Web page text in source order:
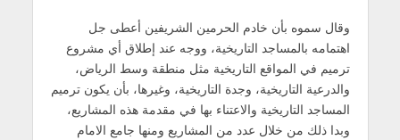
وقال سموه بأن خادم الحرمين الشريفين أعطى جل
اهتمامه بالمساجد التاريخية، ووجه عند إطلاق أي مشروع
ترميم في المواقع التاريخية مثل منطقة وسط الرياض،
والدرعية التاريخية، وجدة التاريخية، وغيرها، بأن يكون ترميم
المساجد التاريخية والاعتناء بها في مقدمة هذه المشاريع،
وبدا ذلك من خلال عدد من المشاريع ومنها جامع الامام